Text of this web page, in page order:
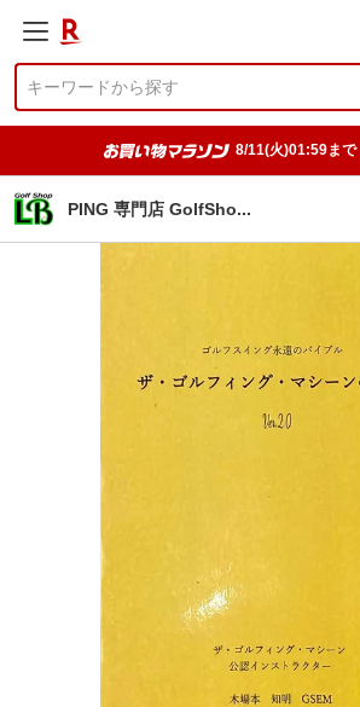
8/11(火)01:59まで
PING 専門店 GolfSho